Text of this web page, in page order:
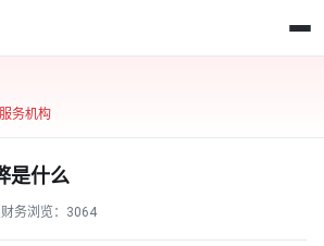
务机构
是什么
务浏览： 3064